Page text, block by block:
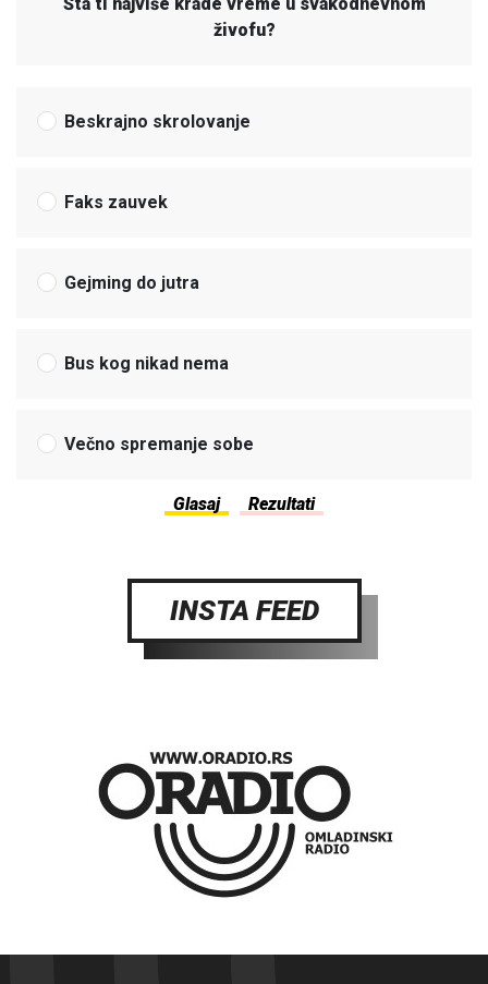
živofu?
Beskrajno skrolovanje
Faks zauvek
Gejming do jutra
Bus kog nikad nema
Večno spremanje sobe
INSTA FEED